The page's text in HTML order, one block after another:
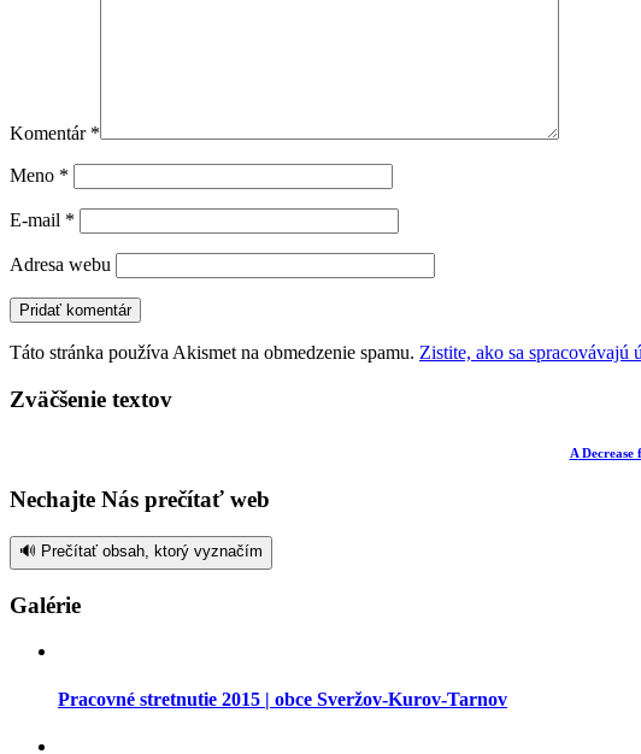
Komentár *
Meno *
E-mail *
Adresa webu
Táto stránka používa Akismet na obmedzenie spamu. Zistite, ako sa spracovávajú
Zväčšenie textov
ADecrease
Nechajte Nás prečítať web
🔊 Prečítať obsah, ktorý vyznačím
Galérie
Pracovné stretnutie 2015 | obce Sveržov-Kurov-Tarnov